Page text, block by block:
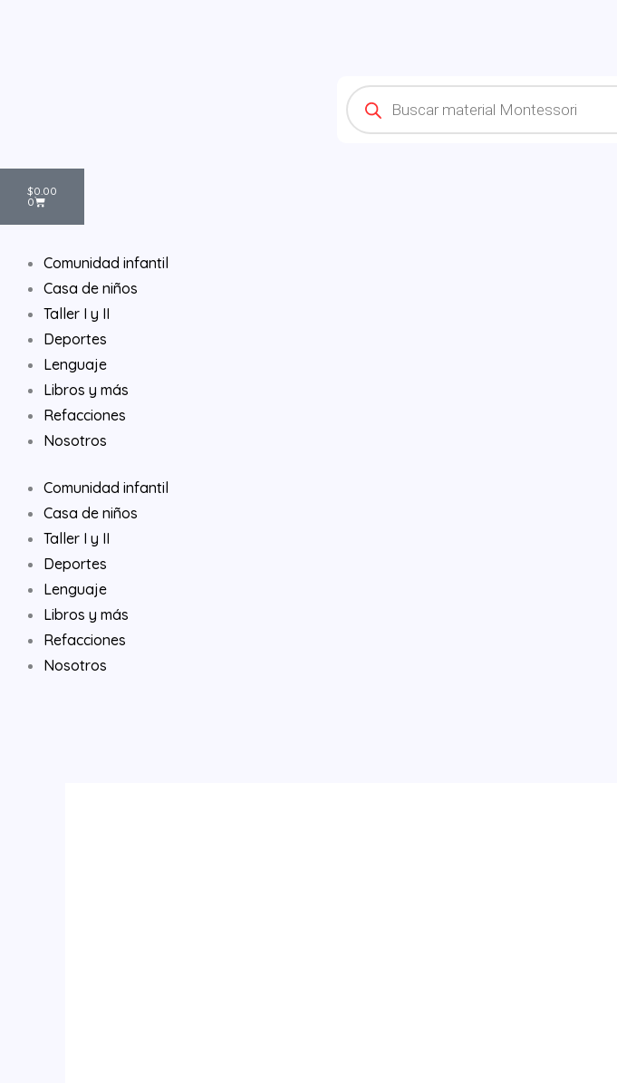
Products
search
$0.00
0
Cart
Comunidad infantil
Casa de niños
Taller I y II
Deportes
Lenguaje
Libros y más
Refacciones
Nosotros
Comunidad infantil
Casa de niños
Taller I y II
Deportes
Lenguaje
Libros y más
Refacciones
Nosotros